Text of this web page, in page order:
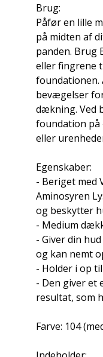
Brug:
Påfør en lille
på midten af
panden. Brug
eller fingrene
foundationen.
bevægelser
dækning. Ved
foundation på
eller
Egenskaber:
- Beriget med
Aminosyren
og beskytter
- Medium
- Giver din
og kan nemt
- Holder i op
- Den giver et
resultat, som
Farve: 104